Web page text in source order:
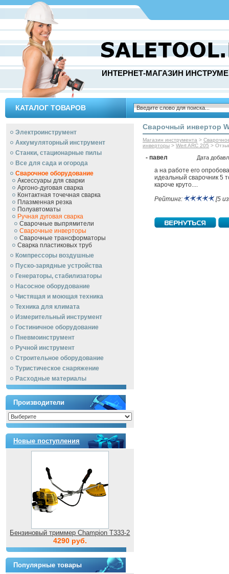
ИНТЕРНЕТ-МАГАЗИН
КАТАЛОГ ТОВАРОВ
Электроинструмент
Аккумуляторный инструмент
Станки, стационарные пилы
Все для сада и огорода
Сварочное оборудование
Аксессуары для сварки
Аргоно-дуговая сварка
Контактная точечная сварка
Плазменная резка
Полуавтоматы
Ручная дуговая сварка
Сварочные выпрямители
Сварочные инверторы
Сварочные трансформаторы
Сварка пластиковых труб
Компрессоры воздушные
Пуско-зарядные устройства
Генераторы, стабилизаторы
Насосное оборудование
Чистящая и моющая техника
Техника для климата
Измерительный инструмент
Гостиничное оборудование
Пневмоинструмент
Ручной инcтрумент
Строительное оборудование
Туристическое снаряжение
Расходные материалы
Производители
Новые поступления
Бензиновый триммер Champion T333-2
4290 руб.
Популярные товары
Сварочный инвертор
Магазин инструмента >
инверторы > Wert ARC 205 >
- павел Дата
а на работе его
идеальный сварочник 5
кароче круто....
Рейтинг:
[5